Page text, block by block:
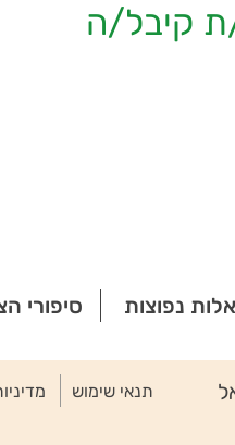
קיבל/ה
סיפורי נפוצות
תנאי שימוש